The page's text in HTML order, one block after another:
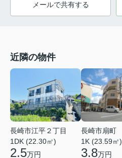
メールで共有する
近隣の物件
長崎市江平２丁目
1DK (22.30㎡)
2.5万円
長崎市扇町
1K (23.59㎡)
3.8万円